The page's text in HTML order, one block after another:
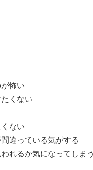
が怖い
たくない
くない
間違っている気がする
われるか気になってしまう